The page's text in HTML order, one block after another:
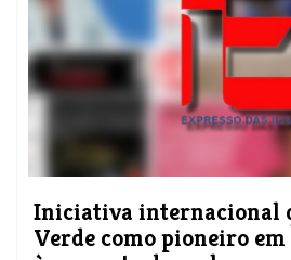
​Iniciativa internacional
Verde como pioneiro